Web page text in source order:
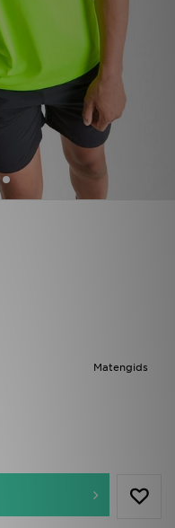
Matengids